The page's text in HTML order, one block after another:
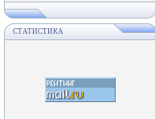
СТАТИСТИКА